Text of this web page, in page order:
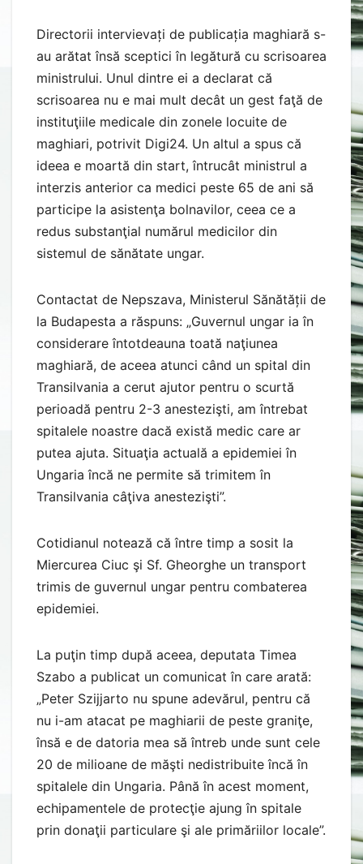
Directorii intervievați de publicația maghiară s-
au arătat însă sceptici în legătură cu scrisoarea
ministrului. Unul dintre ei a declarat că
scrisoarea nu e mai mult decât un gest faţă de
instituţiile medicale din zonele locuite de
maghiari, potrivit Digi24. Un altul a spus că
ideea e moartă din start, întrucât ministrul a
interzis anterior ca medici peste 65 de ani să
participe la asistenţa bolnavilor, ceea ce a
redus substanţial numărul medicilor din
sistemul de sănătate ungar.
Contactat de Nepszava, Ministerul Sănătății de
la Budapesta a răspuns: „Guvernul ungar ia în
considerare întotdeauna toată naţiunea
maghiară, de aceea atunci când un spital din
Transilvania a cerut ajutor pentru o scurtă
perioadă pentru 2-3 anestezişti, am întrebat
spitalele noastre dacă există medic care ar
putea ajuta. Situaţia actuală a epidemiei în
Ungaria încă ne permite să trimitem în
Transilvania câţiva anestezişti”.
Cotidianul notează că între timp a sosit la
Miercurea Ciuc şi Sf. Gheorghe un transport
trimis de guvernul ungar pentru combaterea
epidemiei.
La puţin timp după aceea, deputata Timea
Szabo a publicat un comunicat în care arată:
„Peter Szijjarto nu spune adevărul, pentru că
nu i-am atacat pe maghiarii de peste graniţe,
însă e de datoria mea să întreb unde sunt cele
20 de milioane de măşti nedistribuite încă în
spitalele din Ungaria. Până în acest moment,
echipamentele de protecţie ajung în spitale
prin donaţii particulare şi ale primăriilor locale”.